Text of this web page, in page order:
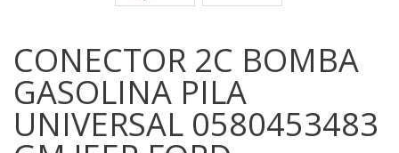
CONECTOR 2C BOMBA
GASOLINA PILA
UNIVERSAL 0580453483